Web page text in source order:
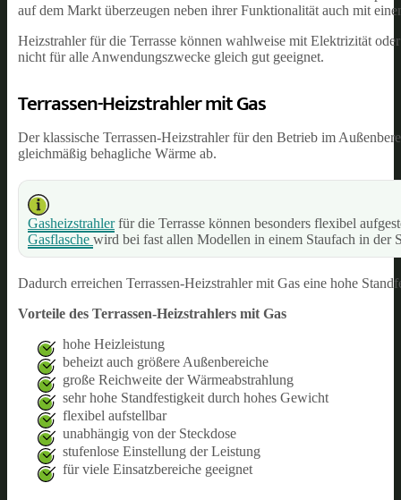
auf dem Markt überzeugen neben ihrer Funktionalität auch mit
Heizstrahler für die Terrasse können wahlweise mit Elektrizität
nicht für alle Anwendungszwecke gleich gut geeignet.
Terrassen-Heizstrahler mit Gas
Der klassische Terrassen-Heizstrahler für den Betrieb im
gleichmäßig behagliche Wärme ab.
Gasheizstrahlerfür die Terrasse können besonders flexibel
Gasflasche wird bei fast allen Modellen in einem Staufach in der
Dadurch erreichen Terrassen-Heizstrahler mit Gas eine hohe
Vorteile des Terrassen-Heizstrahlers mit Gas
hohe Heizleistung
beheizt auch größere Außenbereiche
große Reichweite der Wärmeabstrahlung
sehr hohe Standfestigkeit durch hohes Gewicht
flexibel aufstellbar
unabhängig von der Steckdose
stufenlose Einstellung der Leistung
für viele Einsatzbereiche geeignet